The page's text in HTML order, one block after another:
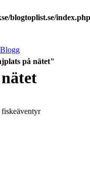
blogtoplist.se/index.php
på nätet"